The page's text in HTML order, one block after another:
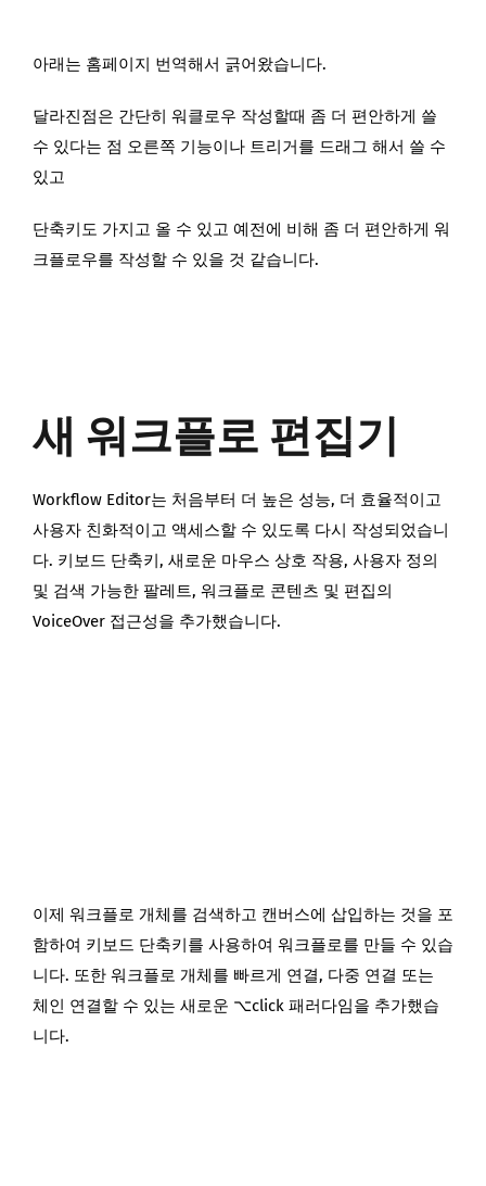
아래는 홈페이지 번역해서 긁어왔습니다.
달라진점은 간단히 워클로우 작성할때 좀 더 편안하게 쓸
수 있다는 점 오른쪽 기능이나 트리거를 드래그 해서 쓸 수
있고
단축키도 가지고 올 수 있고 예전에 비해 좀 더 편안하게 워
크플로우를 작성할 수 있을 것 같습니다.
새 워크플로 편집기
Workflow Editor는 처음부터 더 높은 성능, 더 효율적이고
사용자 친화적이고 액세스할 수 있도록 다시 작성되었습니
다. 키보드 단축키, 새로운 마우스 상호 작용, 사용자 정의
및 검색 가능한 팔레트, 워크플로 콘텐츠 및 편집의
VoiceOver 접근성을 추가했습니다.
이제 워크플로 개체를 검색하고 캔버스에 삽입하는 것을 포
함하여 키보드 단축키를 사용하여 워크플로를 만들 수 있습
니다. 또한 워크플로 개체를 빠르게 연결, 다중 연결 또는
체인 연결할 수 있는 새로운 ⌥click 패러다임을 추가했습
니다.